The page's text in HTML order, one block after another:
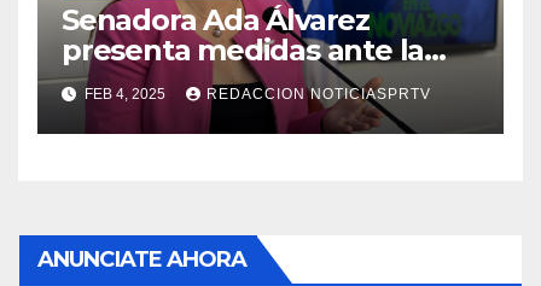
Senadora Ada Álvarez
presenta medidas ante la
violencia en el noviazgo
FEB 4, 2025 REDACCION NOTICIASPRTV
ANUNCIATE AHORA